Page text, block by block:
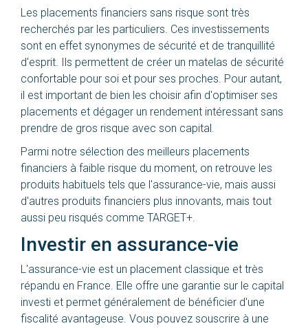
Les placements financiers sans risque sont très
recherchés par les particuliers. Ces investissements
sont en effet synonymes de sécurité et de tranquillité
d'esprit. Ils permettent de créer un matelas de sécurité
confortable pour soi et pour ses proches. Pour autant,
il est important de bien les choisir afin d'optimiser ses
placements et dégager un rendement intéressant sans
prendre de gros risque avec son capital.
Parmi notre sélection des meilleurs placements
financiers à faible risque du moment, on retrouve les
produits habituels tels que l'assurance-vie, mais aussi
d'autres produits financiers plus innovants, mais tout
aussi peu risqués comme TARGET+.
Investir en assurance-vie
L'assurance-vie est un placement classique et très
répandu en France. Elle offre une garantie sur le capital
investi et permet généralement de bénéficier d'une
fiscalité avantageuse. Vous pouvez souscrire à une